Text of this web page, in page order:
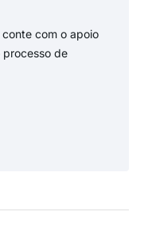
com o apoio
de